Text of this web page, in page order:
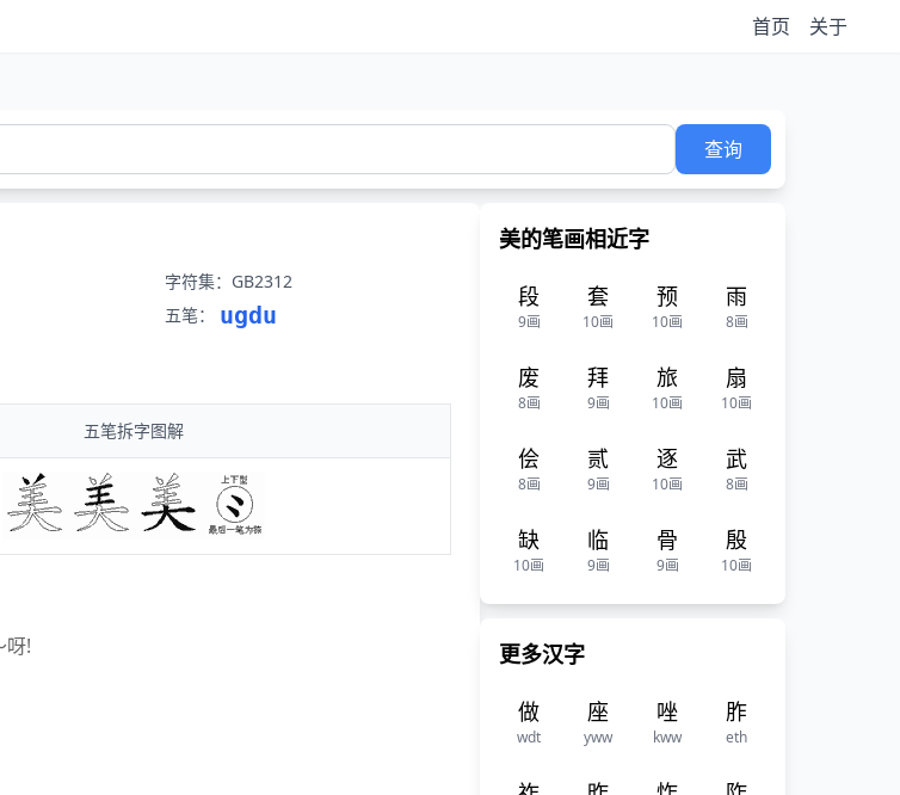
首页 关于
查询
字符集：GB2312
五笔：
ugdu
五笔拆字图解
呀!
美的笔画相近字
段
9画
套
10画
预
10画
雨
8画
废
8画
拜
9画
旅
10画
扇
10画
侩
8画
贰
9画
逐
10画
武
8画
缺
10画
临
9画
骨
9画
殷
10画
更多汉字
做
wdt
座
yww
唑
kww
胙
eth